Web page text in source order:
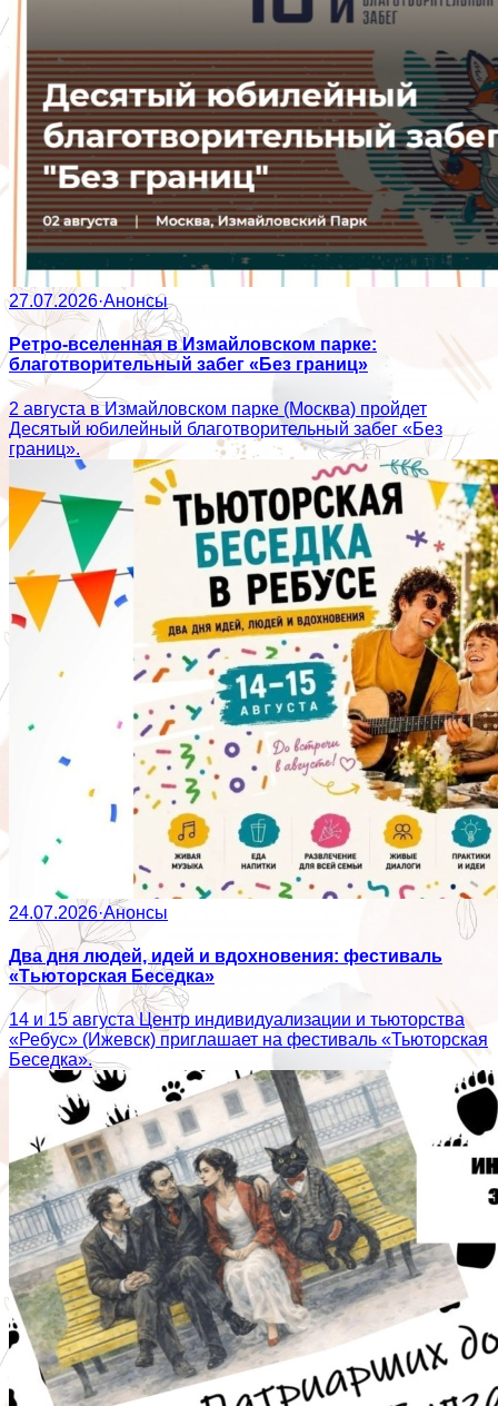
27.07.2026·Анонсы
Ретро-вселенная в Измайловском парке:
благотворительный забег «Без границ»
2 августа в Измайловском парке (Москва) пройдет
Десятый юбилейный благотворительный забег «Без
границ».
24.07.2026·Анонсы
Два дня людей, идей и вдохновения: фестиваль
«Тьюторская Беседка»
14 и 15 августа Центр индивидуализации и тьюторства
«Ребус» (Ижевск) приглашает на фестиваль «Тьюторская
Беседка».